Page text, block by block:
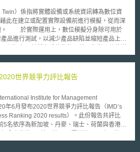
案第36條第1項則規定：「系統經營者播送之
法或其他相關法規取得合法授權。」就上開兩
電視雖對民營無線電視台所指定之一個頻道負
成前，可予以先行下架、拒絕轉播。但無線電
道全部必載、且無須付費」。 貳、論點
2項：「有線電視之系統經營者得提供基本頻
免費轉播，與伯恩公約第9條第2項及TRIPS第
有廣法中，相背國際公約問題未獲解決。無線
目原始著作權利人取得授權。若規定有線電視
，卻不構成著作權之侵害，將連帶使得無線電
利人取得於有線電視系統播送之授權，損及節
制其權利，仍應以必載一個頻道為宜 從
）係指將實體設備或系統資訊轉為數位資
此在建立或配置實際設備前進行模擬，從而深
於
品進行測試，以減少產品缺陷並縮短產品上市
數位模擬分身還可用於自駕車及協助落實《一
，數位模擬分身可通過雲端運算（cloud
之資訊，包括全部駕駛週期內之資料，如車輛
data）、駕駛習慣及偏好等個人隱私
料等，協助自駕系統做出決策；在GDPR方
5大步驟，建立GDPR法規遵循機制以強化隱
資產，包括外部服務和知識庫；2.漏洞檢測；
世界競爭力評比報告
Institute for Management
年6月發布2020世界競爭力評比報告（IMD’s
Ranking 2020 results）。此份報告共評比
5名依序為新加坡、丹麥、瑞士、荷蘭與香港；
」